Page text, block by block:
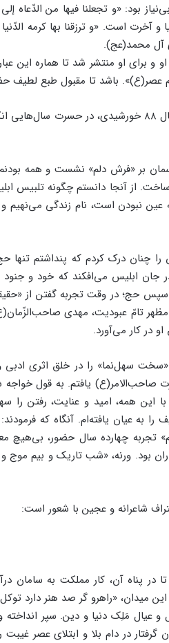
بود: «و تجعلنا فیها من
است. «و ترزقنا بها کرمه
آل محمد(عج).
او و برای او منتشر شد تا هماره این
عصر(ع)». باشد تا مقبول طبع لطیف
امروز، در یکی از روزهای اردیبهشت ماه از سال ۸۸
بر «فرش دلم» نشست و همه بودنم
از آنجا دانستم چگونه تلبیس
نبودن است، نام زندگی می‌نهیم
چنان درک کردم که پنداشتم
جان ابلیس می‌افکند که خود و
واسپس حج؛ در وقت تجربه گفتن از
مظهر تامّ عبودیت، مهدی
در کار می‌آورد.
سهل‌نما» را در خلق اثری ادبی و
صاحب‌الامر(ع) یافتم. به قول خواجه
این همه، امید و عنایت، رفتن را
به عیان یافته‌ام. آنگاه که
تجربه چهارده سال حضور، بی‌هیچ
بود. ورنه، «شب تاریک و بیم
شاعرانه و عجین با شعور است:
در پناه آن، کار مملکت به سامان
این میدان، «راهرو گر صد هنر دارد
و عیال مَلِک دنیا و دین. سپر
گرفتار در دام بلا و ابتلای عصر